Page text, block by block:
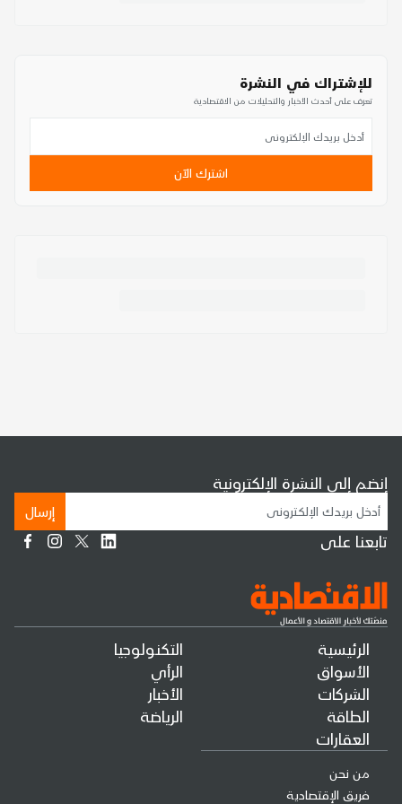
للإشتراك في النشرة
تعرف على أحدث الأخبار والتحليلات من الاقتصادية
اشترك الآن
الرئيسية
الأسواق
الشركات
الطاقة
العقارات
التكنولوجيا
الرأي
الأخبار
الرياضة
من نحن
فريق الإقتصادية
إنضم إلى النشرة الإلكترونية
إرسال
تابعنا على